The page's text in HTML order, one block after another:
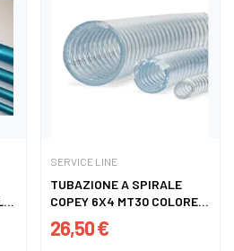
SERVICE LINE
TUBAZIONE A SPIRALE
COPEY 6X4 MT30 COLORE
NEUTRO
26,50 €